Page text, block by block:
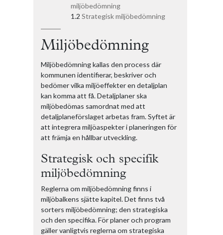
miljöbedömning
Strategisk miljöbedömning
Miljöbedömning
Miljöbedömning kallas den process där
kommunen identifierar, beskriver och
bedömer vilka miljöeffekter en detaljplan
kan komma att få. Detaljplaner ska
miljöbedömas samordnat med att
detaljplaneförslaget arbetas fram. Syftet är
att integrera miljöaspekter i planeringen för
att främja en hållbar utveckling.
Strategisk och specifik
miljöbedömning
Reglerna om miljöbedömning finns i
miljöbalkens sjätte kapitel. Det finns två
sorters miljöbedömning; den strategiska
och den specifika. För planer och program
gäller vanligtvis reglerna om strategiska